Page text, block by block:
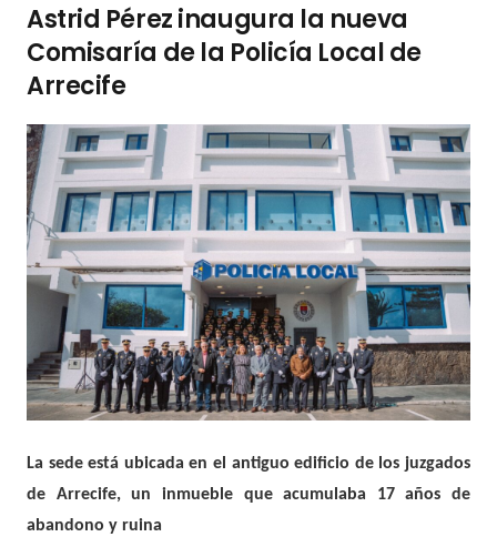
Astrid Pérez inaugura la nueva
Comisaría de la Policía Local de
Arrecife
La sede está ubicada en el antiguo edificio de los juzgados
de Arrecife, un inmueble que acumulaba 17 años de
abandono y ruina